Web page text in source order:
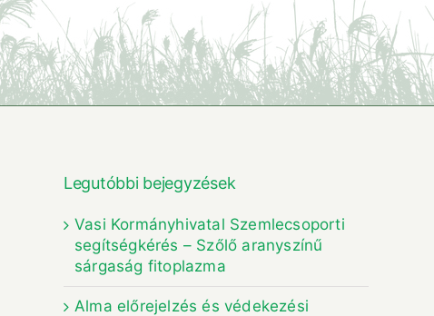
Legutóbbi bejegyzések
Vasi Kormányhivatal Szemlecsoporti
segítségkérés – Szőlő aranyszínű
sárgaság fitoplazma
Alma előrejelzés és védekezési